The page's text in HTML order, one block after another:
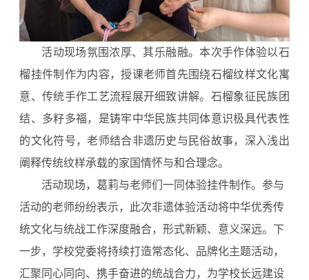
活动现场氛围浓厚、其乐融融。本次手作体验以石
榴挂件制作为内容，授课老师首先围绕石榴纹样文化寓
意、传统手作工艺流程展开细致讲解。石榴象征民族团
结、多籽多福，是铸牢中华民族共同体意识极具代表性
的文化符号，老师结合非遗历史与民俗故事，深入浅出
阐释传统纹样承载的家国情怀与和合理念。
活动现场，葛莉与老师们一同体验挂件制作。参与
活动的老师纷纷表示，此次非遗体验活动将中华优秀传
统文化与统战工作深度融合，形式新颖、意义深远。下
一步，学校党委将持续打造常态化、品牌化主题活动，
汇聚同心同向、携手奋进的统战合力，为学校长远建设